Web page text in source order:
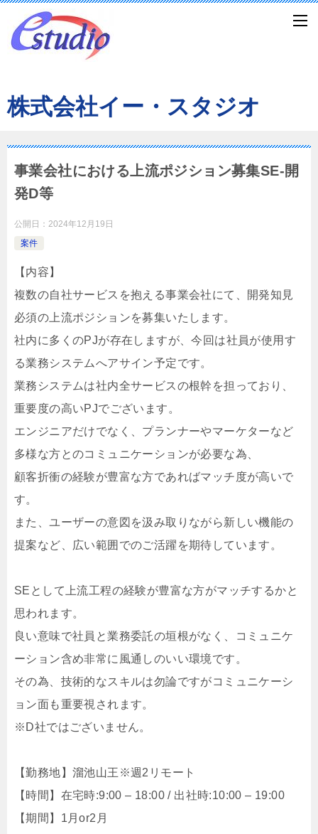
株式会社イー・スタジオ
事業会社における上流ポジション募集SE-開
発D等
公開日： 2024年12月19日
案件
【内容】
複数の自社サービスを抱える事業会社にて、開発知見
必須の上流ポジションを募集いたします。
社内に多くのPJが存在しますが、今回は社員が使用す
る業務システムへアサイン予定です。
業務システムは社内全サービスの根幹を担っており、
重要度の高いPJでございます。
エンジニアだけでなく、プランナーやマーケターなど
多様な方とのコミュニケーションが必要な為、
顧客折衝の経験が豊富な方であればマッチ度が高いで
す。
また、ユーザーの意図を汲み取りながら新しい機能の
提案など、広い範囲でのご活躍を期待しています。
SEとして上流工程の経験が豊富な方がマッチするかと
思われます。
良い意味で社員と業務委託の垣根がなく、コミュニケ
ーション含め非常に風通しのいい環境です。
その為、技術的なスキルは勿論ですがコミュニケーシ
ョン面も重要視されます。
※D社ではございません。
【勤務地】溜池山王※週2リモート
【時間】在宅時:9:00 – 18:00 / 出社時:10:00 – 19:00
【期間】1月or2月